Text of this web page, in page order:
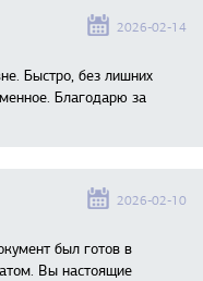
2026-02-14
Быстро, без лишних
Благодарю за
2026-02-10
был готов в
Вы настоящие